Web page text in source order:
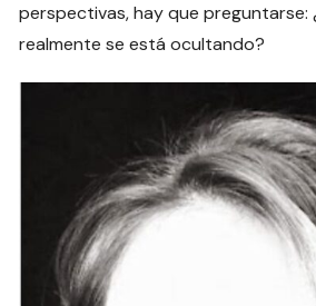
perspectivas, hay que preguntarse:
realmente se está ocultando?